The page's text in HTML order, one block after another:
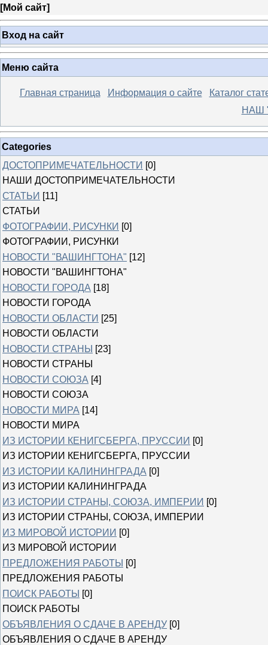
[Мой сайт]
Вход на сайт
Меню сайта
Главная страница Информация о сайте
Каталог
НАШ
Categories
ДОСТОПРИМЕЧАТЕЛЬНОСТИ [0]
НАШИ ДОСТОПРИМЕЧАТЕЛЬНОСТИ
СТАТЬИ [11]
СТАТЬИ
ФОТОГРАФИИ, РИСУНКИ [0]
ФОТОГРАФИИ, РИСУНКИ
НОВОСТИ "ВАШИНГТОНА" [12]
НОВОСТИ "ВАШИНГТОНА"
НОВОСТИ ГОРОДА [18]
НОВОСТИ ГОРОДА
НОВОСТИ ОБЛАСТИ [25]
НОВОСТИ ОБЛАСТИ
НОВОСТИ СТРАНЫ [23]
НОВОСТИ СТРАНЫ
НОВОСТИ СОЮЗА [4]
НОВОСТИ СОЮЗА
НОВОСТИ МИРА [14]
НОВОСТИ МИРА
ИЗ ИСТОРИИ КЕНИГСБЕРГА, ПРУССИИ [0]
ИЗ ИСТОРИИ КЕНИГСБЕРГА, ПРУССИИ
ИЗ ИСТОРИИ КАЛИНИНГРАДА [0]
ИЗ ИСТОРИИ КАЛИНИНГРАДА
ИЗ ИСТОРИИ СТРАНЫ, СОЮЗА, ИМПЕРИИ [0]
ИЗ ИСТОРИИ СТРАНЫ, СОЮЗА, ИМПЕРИИ
ИЗ МИРОВОЙ ИСТОРИИ [0]
ИЗ МИРОВОЙ ИСТОРИИ
ПРЕДЛОЖЕНИЯ РАБОТЫ [0]
ПРЕДЛОЖЕНИЯ РАБОТЫ
ПОИСК РАБОТЫ [0]
ПОИСК РАБОТЫ
ОБЪЯВЛЕНИЯ О СДАЧЕ В АРЕНДУ [0]
ОБЪЯВЛЕНИЯ О СДАЧЕ В АРЕНДУ